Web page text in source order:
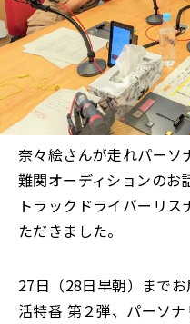
奈々絵さんが走れパーソ
難関オーディションのお
トラックドライバーリ
ただきました。
27日（28日早朝）まで
活特番 第２弾、パーソ